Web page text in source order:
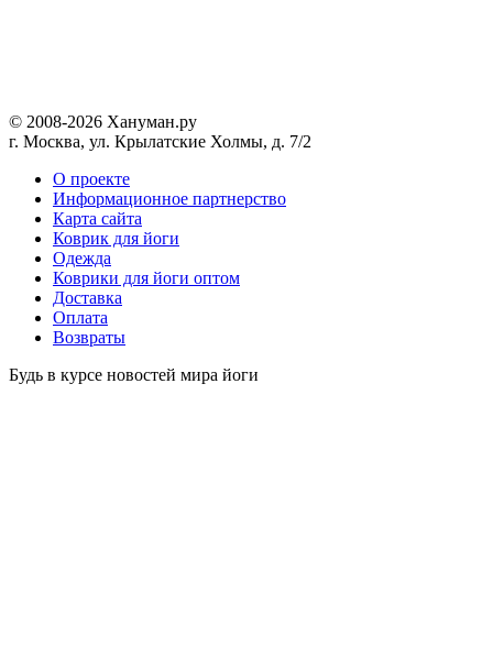
© 2008-2026 Хануман.ру
г. Москва, ул. Крылатские Холмы, д. 7/2
O проекте
Информационное партнерство
Карта сайта
Коврик для йоги
Одежда
Коврики для йоги оптом
Доставка
Оплата
Возвраты
Будь в курсе новостей мира йоги